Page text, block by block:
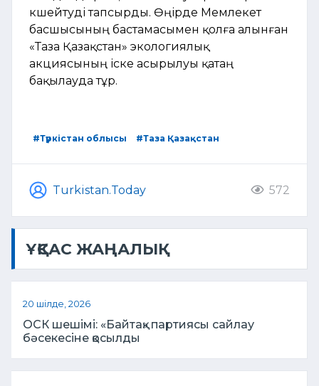
күшейтуді тапсырды. Өңірде Мемлекет
басшысының бастамасымен қолға алынған
«Таза Қазақстан» экологиялық
акциясының іске асырылуы қатаң
бақылауда тұр.
#Түркістан облысы #Таза Қазақстан
Turkistan.Today 572
ҰҚСАС ЖАҢАЛЫҚ
20 шілде, 2026
ОСК шешімі: «Байтақ» партиясы сайлау
бәсекесіне қосылды